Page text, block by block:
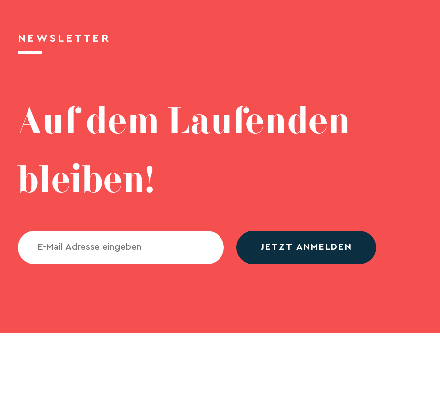
NEWSLETTER
Auf dem Laufenden
bleiben!
JETZT ANMELDEN